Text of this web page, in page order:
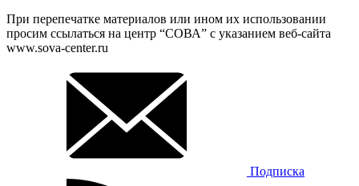
При перепечатке материалов или ином их использовании
просим ссылаться на центр “СОВА” с указанием веб-сайта
www.sova-center.ru
Подписка